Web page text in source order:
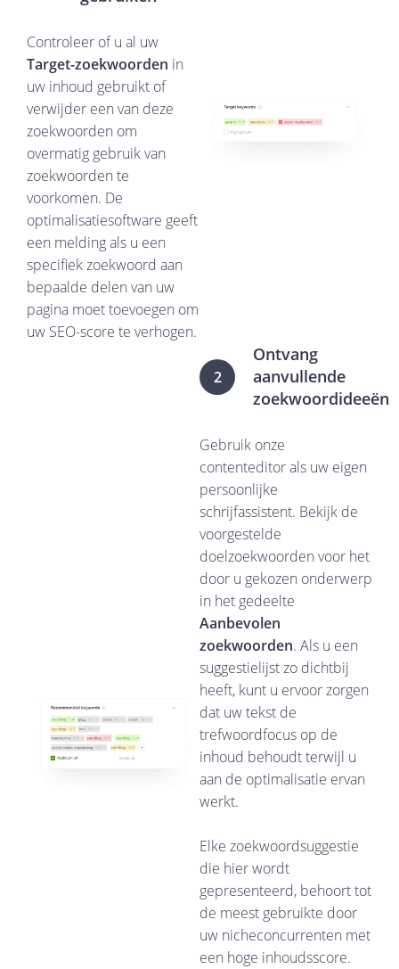
Controleer of u al uw
Target-zoekwoorden in
uw inhoud gebruikt of
verwijder een van deze
zoekwoorden om
overmatig gebruik van
zoekwoorden te
voorkomen. De
optimalisatiesoftware geeft
een melding als u een
specifiek zoekwoord aan
bepaalde delen van uw
pagina moet toevoegen om
uw SEO-score te verhogen.
2
Ontvang
aanvullende
zoekwoordideeën
Gebruik onze
contenteditor als uw eigen
persoonlijke
schrijfassistent. Bekijk de
voorgestelde
doelzoekwoorden voor het
door u gekozen onderwerp
in het gedeelte
Aanbevolen
zoekwoorden. Als u een
suggestielijst zo dichtbij
heeft, kunt u ervoor zorgen
dat uw tekst de
trefwoordfocus op de
inhoud behoudt terwijl u
aan de optimalisatie ervan
werkt.
Elke zoekwoordsuggestie
die hier wordt
gepresenteerd, behoort tot
de meest gebruikte door
uw nicheconcurrenten met
een hoge inhoudsscore.